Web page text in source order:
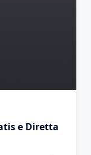
e Diretta